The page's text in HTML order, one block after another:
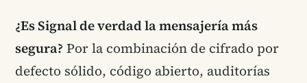
¿Es Signal de verdad la mensajería más
segura? Por la combinación de cifrado por
defecto sólido, código abierto, auditorías